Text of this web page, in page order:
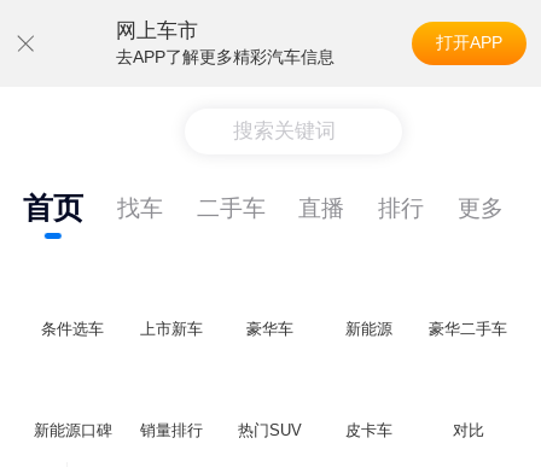
网上车市
去APP了解更多精彩汽车信息
打开APP
搜索关键词
首页 找车 二手车 直播 排行 更多
条件选车 上市新车 豪华车 新能源 豪华二手车
新能源口碑 销量排行 热门SUV 皮卡车 对比